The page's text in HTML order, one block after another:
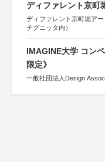
ディファレント京町
ディファレント京町堀ア
チグニッタ内）
IMAGINE大学 コン
限定》
一般社団法人Design